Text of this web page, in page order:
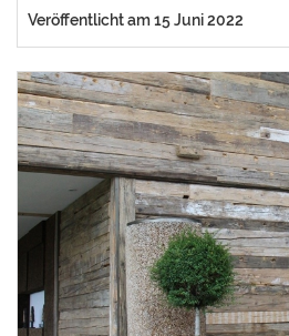
Veröffentlicht am 15 Juni 2022